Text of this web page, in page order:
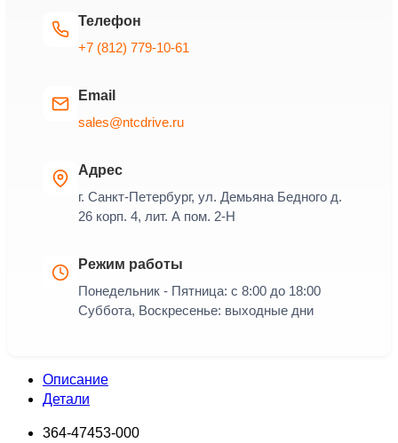
Телефон
+7 (812) 779-10-61
Email
sales@ntcdrive.ru
Адрес
г. Санкт-Петербург, ул. Демьяна Бедного д.
26 корп. 4, лит. А пом. 2-Н
Режим работы
Понедельник - Пятница: с 8:00 до 18:00
Суббота, Воскресенье: выходные дни
Описание
Детали
364-47453-000